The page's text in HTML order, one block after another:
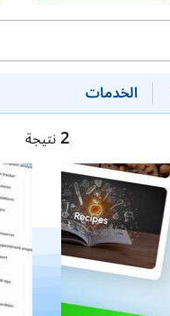
الخدمات
2نتيجة